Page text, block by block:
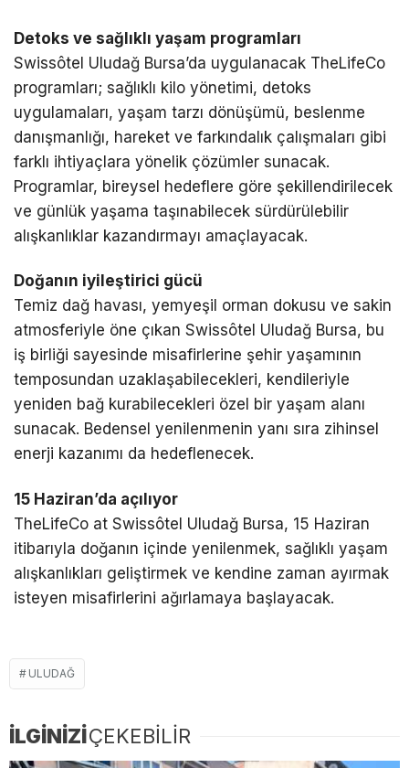
Detoks ve sağlıklı yaşam programları
Swissôtel Uludağ Bursa’da uygulanacak TheLifeCo
programları; sağlıklı kilo yönetimi, detoks
uygulamaları, yaşam tarzı dönüşümü, beslenme
danışmanlığı, hareket ve farkındalık çalışmaları gibi
farklı ihtiyaçlara yönelik çözümler sunacak.
Programlar, bireysel hedeflere göre şekillendirilecek
ve günlük yaşama taşınabilecek sürdürülebilir
alışkanlıklar kazandırmayı amaçlayacak.
Doğanın iyileştirici gücü
Temiz dağ havası, yemyeşil orman dokusu ve sakin
atmosferiyle öne çıkan Swissôtel Uludağ Bursa, bu
iş birliği sayesinde misafirlerine şehir yaşamının
temposundan uzaklaşabilecekleri, kendileriyle
yeniden bağ kurabilecekleri özel bir yaşam alanı
sunacak. Bedensel yenilenmenin yanı sıra zihinsel
enerji kazanımı da hedeflenecek.
15 Haziran’da açılıyor
TheLifeCo at Swissôtel Uludağ Bursa, 15 Haziran
itibarıyla doğanın içinde yenilenmek, sağlıklı yaşam
alışkanlıkları geliştirmek ve kendine zaman ayırmak
isteyen misafirlerini ağırlamaya başlayacak.
ULUDAĞ
İLGİNİZİÇEKEBİLİR